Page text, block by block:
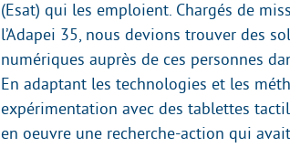
(Esat) qui les emploient. Chargés de
l’Adapei 35, nous devions trouver des
numériques auprès de ces personnes
En adaptant les technologies et les
expérimentation avec des tablettes
en oeuvre une recherche-action qui